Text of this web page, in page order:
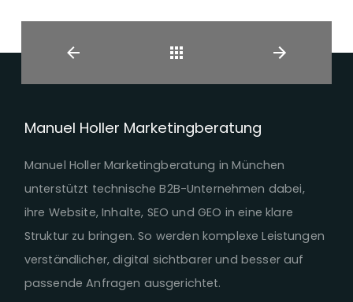
Manuel Holler Marketingberatung
Manuel Holler Marketingberatung in München
unterstützt technische B2B-Unternehmen dabei,
ihre Website, Inhalte, SEO und GEO in eine klare
Struktur zu bringen. So werden komplexe Leistungen
verständlicher, digital sichtbarer und besser auf
passende Anfragen ausgerichtet.